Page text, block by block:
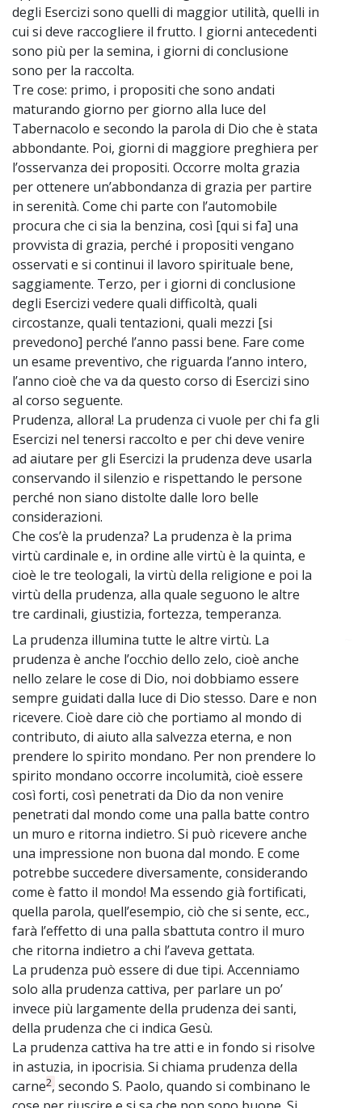
degli Esercizi sono quelli di maggior utilità, quelli in
cui si deve raccogliere il frutto. I giorni antecedenti
sono più per la semina, i giorni di conclusione
sono per la raccolta.
Tre cose: primo, i propositi che sono andati
maturando giorno per giorno alla luce del
Tabernacolo e secondo la parola di Dio che è stata
abbondante. Poi, giorni di maggiore preghiera per
l’osservanza dei propositi. Occorre molta grazia
per ottenere un’abbondanza di grazia per partire
in serenità. Come chi parte con l’automobile
procura che ci sia la benzina, così [qui si fa] una
provvista di grazia, perché i propositi vengano
osservati e si continui il lavoro spirituale bene,
saggiamente. Terzo, per i giorni di conclusione
degli Esercizi vedere quali difficoltà, quali
circostanze, quali tentazioni, quali mezzi [si
prevedono] perché l’anno passi bene. Fare come
un esame preventivo, che riguarda l’anno intero,
l’anno cioè che va da questo corso di Esercizi sino
al corso seguente.
Prudenza, allora! La prudenza ci vuole per chi fa gli
Esercizi nel tenersi raccolto e per chi deve venire
ad aiutare per gli Esercizi la prudenza deve usarla
conservando il silenzio e rispettando le persone
perché non siano distolte dalle loro belle
considerazioni.
Che cos’è la prudenza? La prudenza è la prima
virtù cardinale e, in ordine alle virtù è la quinta, e
cioè le tre teologali, la virtù della religione e poi la
virtù della prudenza, alla quale seguono le altre
tre cardinali, giustizia, fortezza, temperanza.
La prudenza illumina tutte le altre virtù. La
prudenza è anche l’occhio dello zelo, cioè anche
nello zelare le cose di Dio, noi dobbiamo essere
sempre guidati dalla luce di Dio stesso. Dare e non
ricevere. Cioè dare ciò che portiamo al mondo di
contributo, di aiuto alla salvezza eterna, e non
prendere lo spirito mondano. Per non prendere lo
spirito mondano occorre incolumità, cioè essere
così forti, così penetrati da Dio da non venire
penetrati dal mondo come una palla batte contro
un muro e ritorna indietro. Si può ricevere anche
una impressione non buona dal mondo. E come
potrebbe succedere diversamente, considerando
come è fatto il mondo! Ma essendo già fortificati,
quella parola, quell’esempio, ciò che si sente, ecc.,
farà l’effetto di una palla sbattuta contro il muro
che ritorna indietro a chi l’aveva gettata.
La prudenza può essere di due tipi. Accenniamo
solo alla prudenza cattiva, per parlare un po’
invece più largamente della prudenza dei santi,
della prudenza che ci indica Gesù.
La prudenza cattiva ha tre atti e in fondo si risolve
in astuzia, in ipocrisia. Si chiama prudenza della
carne2, secondo S. Paolo, quando si combinano le